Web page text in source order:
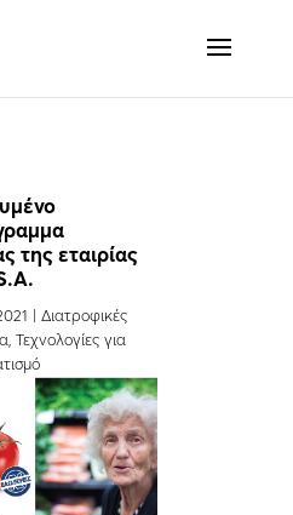
της εταιρίας
|Διατροφικές
,Τεχνολογίες για